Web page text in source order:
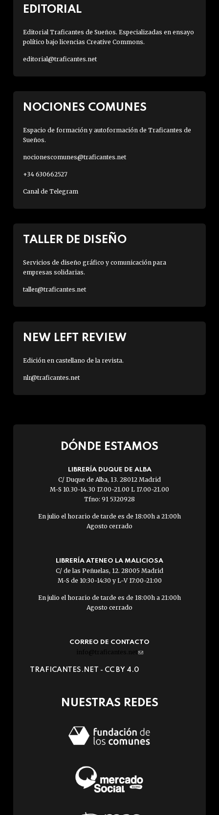
EDITORIAL
Editorial Traficantes de Sueños. Especializadas en ensayo
político bajo licencias Creative Commons.
editorial@traficantes.net
NOCIONES COMUNES
Espacio de formación y autoformación de Traficantes de
Sueños.
nocionescomunes@traficantes.net
+34 630662527
Canal de Telegram
TALLER DE DISEÑO
Servicios de diseño gráfico y comunicación para
empresas solidarias.
taller@traficantes.net
NEW LEFT REVIEW
Edición en castellano de la revista.
nlr@traficantes.net
DÓNDE ESTAMOS
LIBRERÍA DUQUE DE ALBA
C/ Duque de Alba, 13. 28012 Madrid
M-S 10.30-14.30 17.00-21.00 L 17.00-21.00
Tfno: 91 5320928
En julio el horario de tarde es de 18:00h a 21:00h
Agosto cerrado
LIBRERÍA ATENEO LA MALICIOSA
C/ de las Peñuelas, 12. 28005 Madrid
M-S de 10:30-14:30 y L-V 17:00-21:00
En julio el horario de tarde es de 18:00h a 21:00h
Agosto cerrado
CORREO DE CONTACTO
info@traficantes.net (link
e-
TRAFICANTES.NET - CC BY 4.0
NUESTRAS REDES